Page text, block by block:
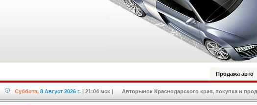
Продажа авто
Суббота, 8 Август 2026 г. | 21:04 мск | Авторынок Краснодарского края, покупка и